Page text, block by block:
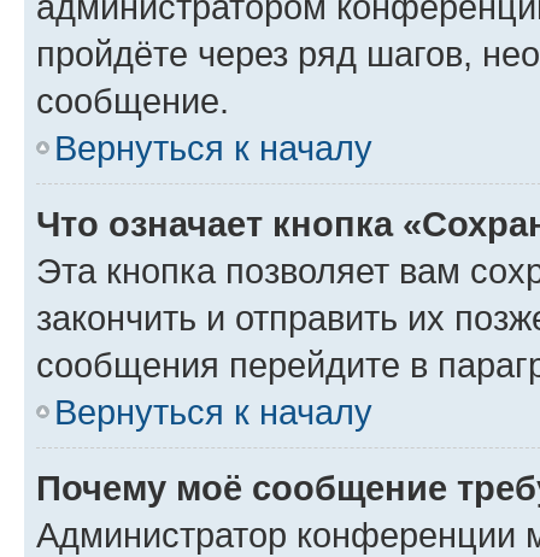
пройдёте через ряд шагов,
сообщение.
Вернуться к началу
Что означает кнопка
Эта кнопка позволяет вам
закончить и отправить их
сообщения перейдите в
Вернуться к началу
Почему моё сообщение
Администратор конференции